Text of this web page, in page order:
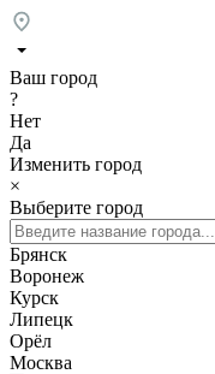
Ваш город
?
Нет
Да
Изменить город
×
Выберите город
Брянск
Воронеж
Курск
Липецк
Орёл
Москва